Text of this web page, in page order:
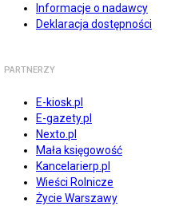
Informacje o nadawcy
Deklaracja dostępności
PARTNERZY
E-kiosk.pl
E-gazety.pl
Nexto.pl
Mała księgowość
Kancelarierp.pl
Wieści Rolnicze
Życie Warszawy